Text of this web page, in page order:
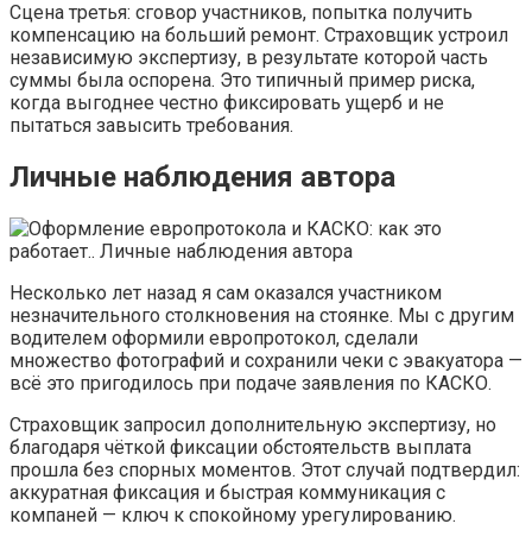
Сцена третья: сговор участников, попытка получить
компенсацию на больший ремонт. Страховщик устроил
независимую экспертизу, в результате которой часть
суммы была оспорена. Это типичный пример риска,
когда выгоднее честно фиксировать ущерб и не
пытаться завысить требования.
Личные наблюдения автора
Несколько лет назад я сам оказался участником
незначительного столкновения на стоянке. Мы с другим
водителем оформили европротокол, сделали
множество фотографий и сохранили чеки с эвакуатора —
всё это пригодилось при подаче заявления по КАСКО.
Страховщик запросил дополнительную экспертизу, но
благодаря чёткой фиксации обстоятельств выплата
прошла без спорных моментов. Этот случай подтвердил:
аккуратная фиксация и быстрая коммуникация с
компаней — ключ к спокойному урегулированию.